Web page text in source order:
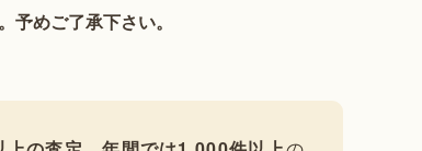
めご了承下さい。